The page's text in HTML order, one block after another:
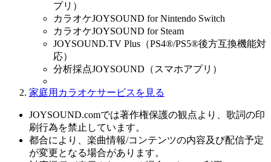
プリ）
カラオケJOYSOUND for Nintendo Switch
カラオケJOYSOUND for Steam
JOYSOUND.TV Plus（PS4®/PS5®後方互換機能対
応）
分析採点JOYSOUND（スマホアプリ）
家庭用カラオケサービスを見る
JOYSOUND.comでは著作権保護の観点より、歌詞の印
刷行為を禁止しています。
都合により、楽曲情報/コンテンツの内容及び配信予定
が変更となる場合があります。